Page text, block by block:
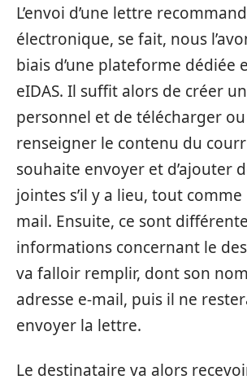
L’envoi d’une lettre
électronique, se fait, nous
biais d’une plateforme dédiée
eIDAS. Il suffit alors de créer
personnel et de télécharger
renseigner le contenu du
souhaite envoyer et d’ajouter
jointes s’il y a lieu, tout
mail. Ensuite, ce sont
informations concernant le
va falloir remplir, dont son
adresse e-mail, puis il ne
envoyer la lettre.
Le destinataire va alors